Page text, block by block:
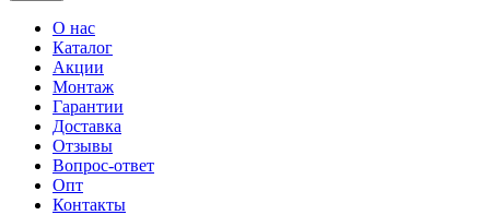
О нас
Каталог
Акции
Монтаж
Гарантии
Доставка
Отзывы
Вопрос-ответ
Опт
Контакты